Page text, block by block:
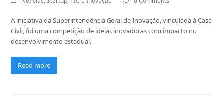
A iniciativa da Superintendência Geral de Inovação, vinculada à Casa
Civil, foi uma competição de ideias inovadoras com impacto no
desenvolvimento estadual.
Read more